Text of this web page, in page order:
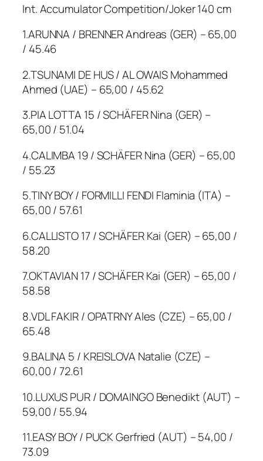
Int. Accumulator Competition/Joker 140 cm
1.ARUNNA / BRENNER Andreas (GER) – 65,00
/ 45.46
2.TSUNAMI DE HUS / AL OWAIS Mohammed
Ahmed (UAE) – 65,00 / 45.62
3.PIA LOTTA 15 / SCHÄFER Nina (GER) –
65,00 / 51.04
4.CALIMBA 19 / SCHÄFER Nina (GER) – 65,00
/ 55.23
5.TINY BOY / FORMILLI FENDI Flaminia (ITA) –
65,00 / 57.61
6.CALLISTO 17 / SCHÄFER Kai (GER) – 65,00 /
58.20
7.OKTAVIAN 17 / SCHÄFER Kai (GER) – 65,00 /
58.58
8.VDL FAKIR / OPATRNY Ales (CZE) – 65,00 /
65.48
9.BALINA 5 / KREISLOVA Natalie (CZE) –
60,00 / 72.61
10.LUXUS PUR / DOMAINGO Benedikt (AUT) –
59,00 / 55.94
11.EASY BOY / PUCK Gerfried (AUT) – 54,00 /
73.09